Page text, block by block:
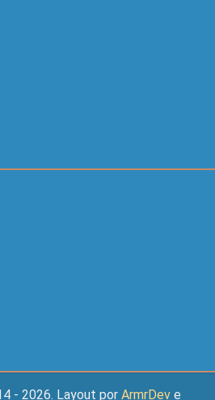
- 2026. Layout por ArmrDev e